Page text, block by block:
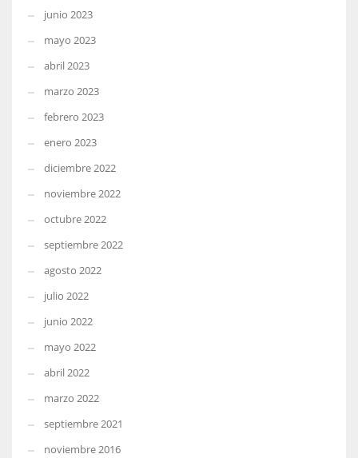
junio 2023
mayo 2023
abril 2023
marzo 2023
febrero 2023
enero 2023
diciembre 2022
noviembre 2022
octubre 2022
septiembre 2022
agosto 2022
julio 2022
junio 2022
mayo 2022
abril 2022
marzo 2022
septiembre 2021
noviembre 2016